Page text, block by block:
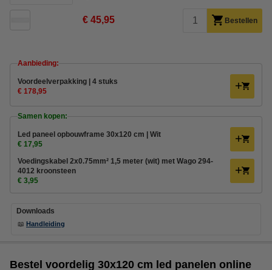
€ 45,95 Bestellen
Aanbieding:
Voordeelverpakking | 4 stuks
€ 178,95
Samen kopen:
Led paneel opbouwframe 30x120 cm | Wit
€ 17,95
Voedingskabel 2x0.75mm² 1,5 meter (wit) met Wago 294-
4012 kroonsteen
€ 3,95
Downloads
📖 Handleiding
Bestel voordelig 30x120 cm led panelen online